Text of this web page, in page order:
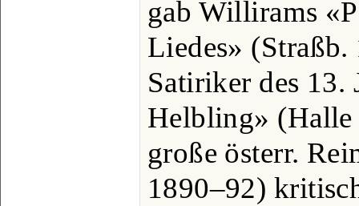
gab Willirams
Liedes» (Straßb.
Satiriker des 13.
Helbling» (Halle
große österr.
1890–92)